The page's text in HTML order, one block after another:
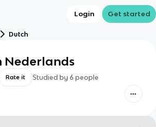
Login Get started
Dutch
Nederlands
Rate it Studied by 6 people